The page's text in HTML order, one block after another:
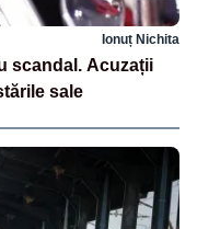
Ionuț Nichita
scandal. Acuzații
sale